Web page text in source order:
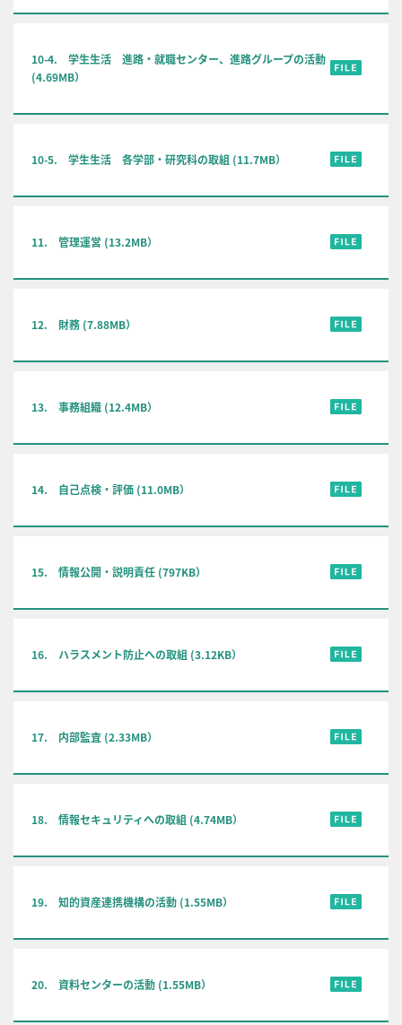
10-4. 学生生活 進路・就職センター、進路グループの活動
(4.69MB）
10-5. 学生生活 各学部・研究科の取組 (11.7MB）
11. 管理運営 (13.2MB）
12. 財務 (7.88MB）
13. 事務組織 (12.4MB）
14. 自己点検・評価 (11.0MB）
15. 情報公開・説明責任 (797KB）
16. ハラスメント防止への取組 (3.12KB）
17. 内部監査 (2.33MB）
18. 情報セキュリティへの取組 (4.74MB）
19. 知的資産連携機構の活動 (1.55MB）
20. 資料センターの活動 (1.55MB）